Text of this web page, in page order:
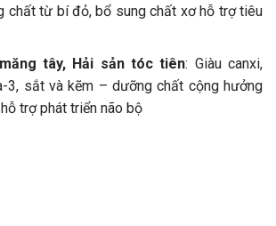
chất từ bí đỏ, bổ sung chất xơ hỗ trợ tiêu
tây, Hải sản tóc tiên: Giàu canxi,
3, sắt và kẽm – dưỡng chất cộng hưởng
trợ phát triển não bộ